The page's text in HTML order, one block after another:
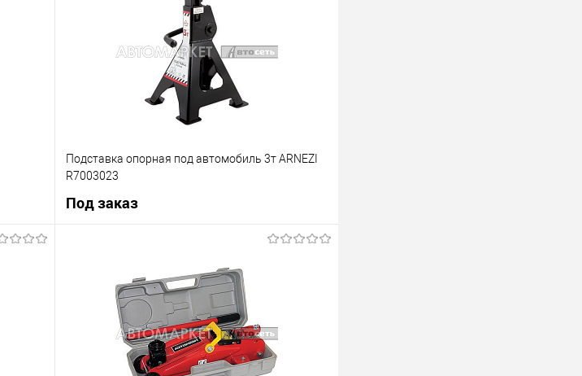
Подставка опорная под автомобиль 3т ARNEZI
R7003023
Под заказ
Купить в 1 клик
К сравнению
В избранное
Под заказ